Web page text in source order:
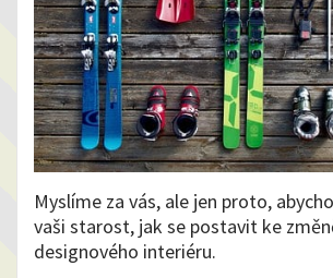
Myslíme za vás, ale jen proto,
vaši starost, jak se postavit ke
designového interiéru.